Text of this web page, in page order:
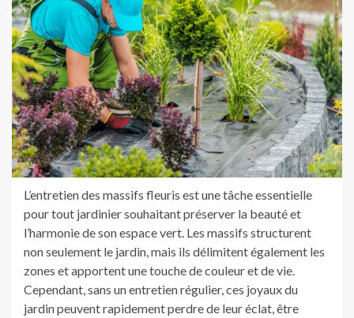
L’entretien des massifs fleuris est une tâche essentielle
pour tout jardinier souhaitant préserver la beauté et
l’harmonie de son espace vert. Les massifs structurent
non seulement le jardin, mais ils délimitent également les
zones et apportent une touche de couleur et de vie.
Cependant, sans un entretien régulier, ces joyaux du
jardin peuvent rapidement perdre de leur éclat, être